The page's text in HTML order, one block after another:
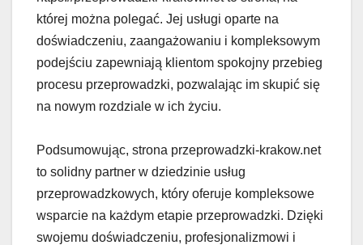
której można polegać. Jej usługi oparte na
doświadczeniu, zaangażowaniu i kompleksowym
podejściu zapewniają klientom spokojny przebieg
procesu przeprowadzki, pozwalając im skupić się
na nowym rozdziale w ich życiu.
Podsumowując, strona przeprowadzki-krakow.net
to solidny partner w dziedzinie usług
przeprowadzkowych, który oferuje kompleksowe
wsparcie na każdym etapie przeprowadzki. Dzięki
swojemu doświadczeniu, profesjonalizmowi i